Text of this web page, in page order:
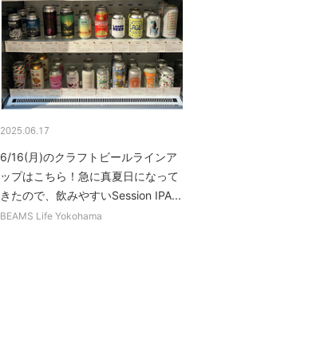
2025.06.17
6/16(月)のクラフトビールラインア
ップはこちら！急に真夏日になって
きたので、飲みやすいSession IPA...
BEAMS Life Yokohama